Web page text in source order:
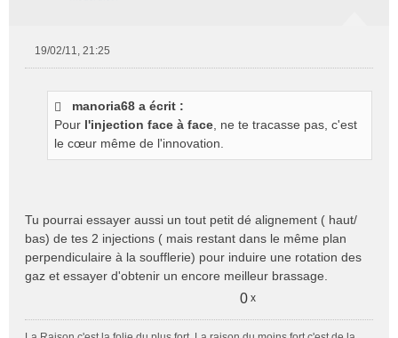
l
u
19/02/11, 21:25
manoria68 a écrit :
Pour l'injection face à face , ne te tracasse pas, c'est
le cœur même de l'innovation.
Tu pourrai essayer aussi un tout petit dé alignement ( haut/
bas) de tes 2 injections ( mais restant dans le même plan
perpendiculaire à la soufflerie) pour induire une rotation des
gaz et essayer d'obtenir un encore meilleur brassage.
0 x